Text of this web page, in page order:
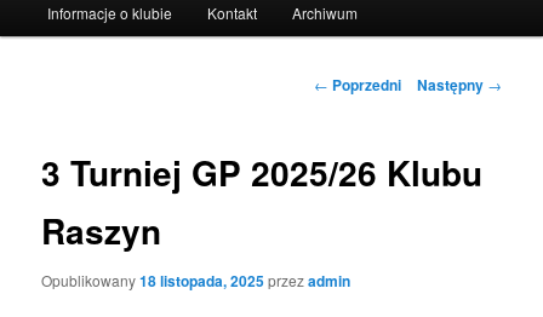
Informacje o klubie Kontakt Archiwum
Nawigacja
← Poprzedni Następny →
3 Turniej GP 2025/26 Klubu
Raszyn
Opublikowany18 listopada, 2025przezadmin